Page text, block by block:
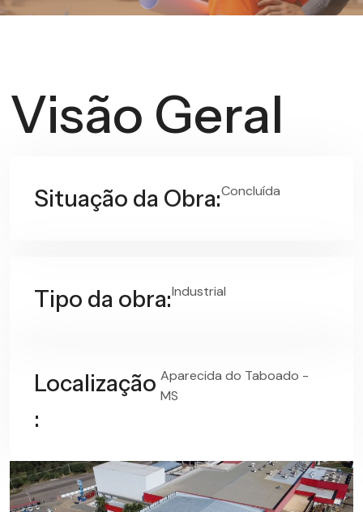
Visão Geral
Situação da Obra:Concluída
Tipo da obra:Industrial
Localização
:
Aparecida do Taboado -
MS